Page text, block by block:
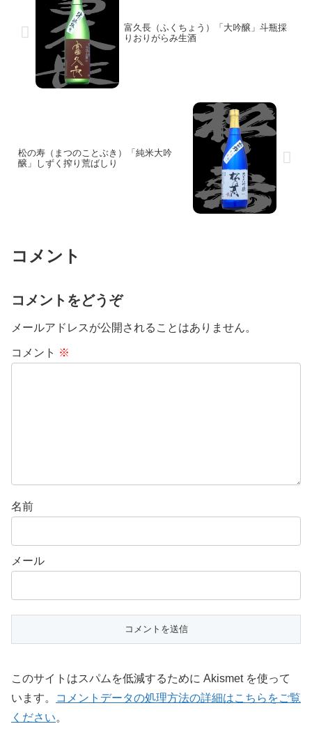
富久長（ふくちょう）「大吟醸」斗瓶採
りおりがらみ生酒
松の寿（まつのことぶき）「純米大吟
醸」しずく搾り荒ばしり
コメント
コメントをどうぞ
メールアドレスが公開されることはありません。
コメント ※
名前
メール
このサイトはスパムを低減するために Akismet を使って
います。
コメントデータの処理方法の詳細はこちらをご覧
ください。